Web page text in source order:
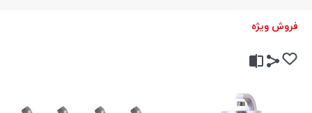
فروش ویژه